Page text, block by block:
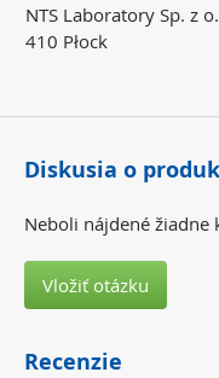
NTS Laboratory Sp. z
410 Płock
Diskusia o
Neboli nájdené žiadne
Vložiť otázku
Recenzie